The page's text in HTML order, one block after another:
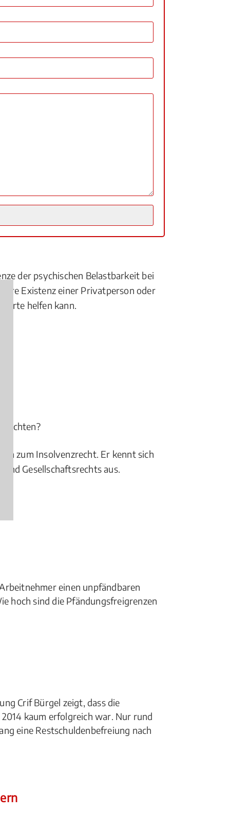
der psychischen Belastbarkeit bei
Existenz einer Privatperson oder
helfen kann.
zum Insolvenzrecht. Er kennt sich
Gesellschaftsrechts aus.
einen unpfändbaren
hoch sind die Pfändungsfreigrenzen
Crif Bürgel zeigt, dass die
kaum erfolgreich war. Nur rund
eine Restschuldenbefreiung nach